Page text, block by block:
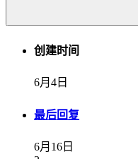
创建时间
6月4日
最后回复
6月16日